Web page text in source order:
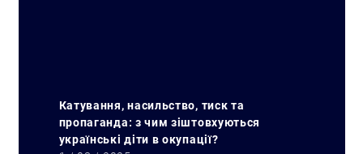
Катування, насильство, тиск та
пропаганда: з чим зіштовхуються
українські діти в окупації?